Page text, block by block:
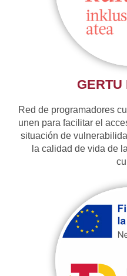
GERTU
Red de programadores
unen para facilitar el
situación de
la calidad de vida de